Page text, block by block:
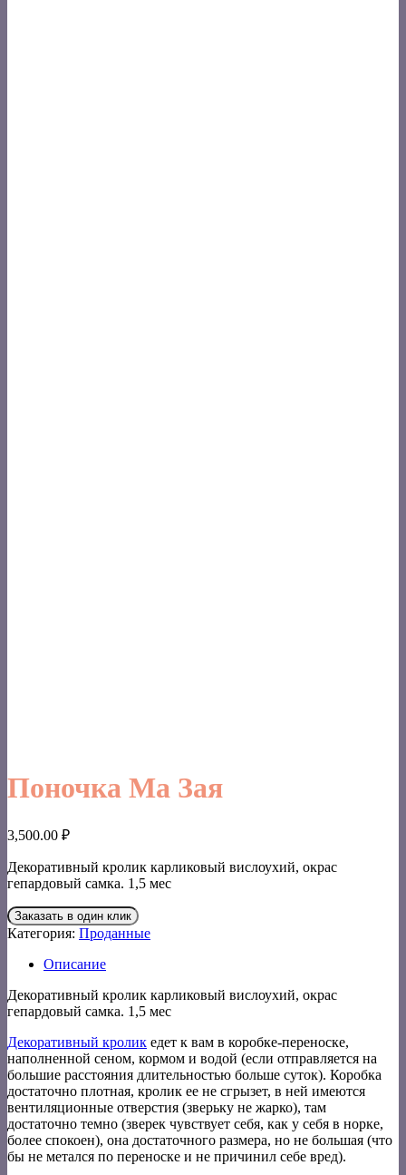
Поночка Ма Зая
3,500.00 ₽
Декоративный кролик карликовый вислоухий, окрас
гепардовый самка. 1,5 мес
Заказать в один клик
Категория: Проданные
Описание
Декоративный кролик карликовый вислоухий, окрас
гепардовый самка. 1,5 мес
Декоративный кролик едет к вам в коробке-переноске,
наполненной сеном, кормом и водой (если отправляется на
большие расстояния длительностью больше суток). Коробка
достаточно плотная, кролик ее не сгрызет, в ней имеются
вентиляционные отверстия (зверьку не жарко), там
достаточно темно (зверек чувствует себя, как у себя в норке,
более спокоен), она достаточного размера, но не большая (что
бы не метался по переноске и не причинил себе вред).